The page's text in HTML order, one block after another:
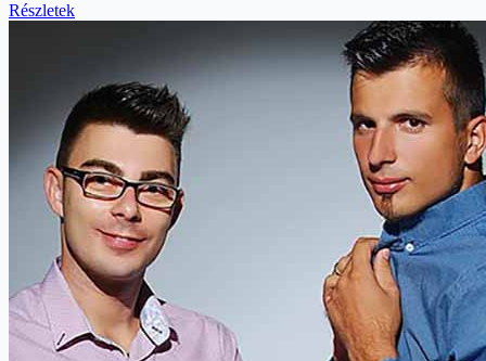
Részletek